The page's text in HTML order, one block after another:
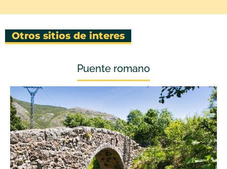
Otros sitios de interes
Puente romano